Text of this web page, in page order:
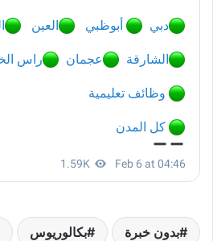
بدون خبرة بكالوريوس